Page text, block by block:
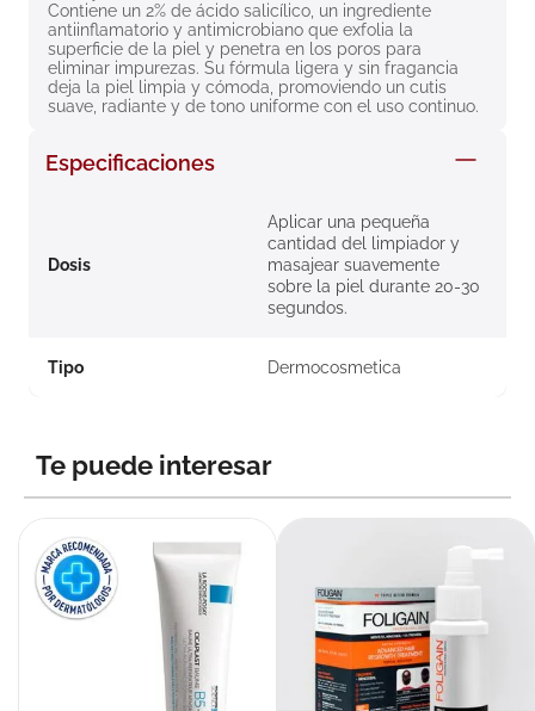
Contiene un 2% de ácido salicílico, un ingrediente
antiinflamatorio y antimicrobiano que exfolia la
superficie de la piel y penetra en los poros para
eliminar impurezas. Su fórmula ligera y sin fragancia
deja la piel limpia y cómoda, promoviendo un cutis
suave, radiante y de tono uniforme con el uso continuo.
Especificaciones
Dosis
Aplicar una pequeña
cantidad del limpiador y
masajear suavemente
sobre la piel durante 20-30
segundos.
Tipo Dermocosmetica
Te puede interesar
10. pañales